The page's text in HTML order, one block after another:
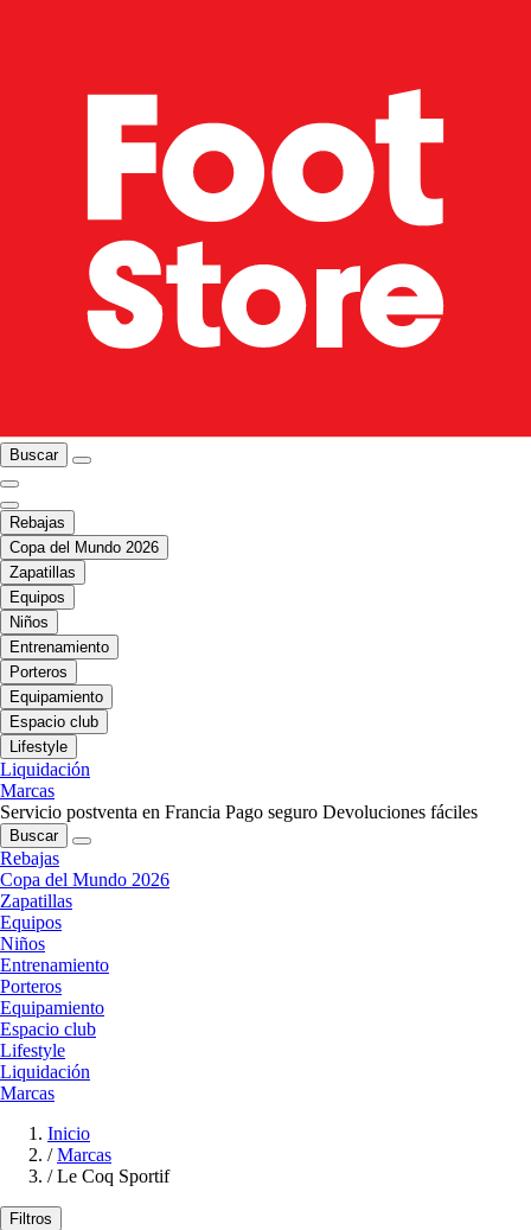
Buscar
Rebajas
Copa del Mundo 2026
Zapatillas
Equipos
Niños
Entrenamiento
Porteros
Equipamiento
Espacio club
Lifestyle
Liquidación
Marcas
Servicio postventa en Francia Pago seguro Devoluciones fáciles
Buscar
Rebajas
Copa del Mundo 2026
Zapatillas
Equipos
Niños
Entrenamiento
Porteros
Equipamiento
Espacio club
Lifestyle
Liquidación
Marcas
Inicio
/ Marcas
/ Le Coq Sportif
Filtros